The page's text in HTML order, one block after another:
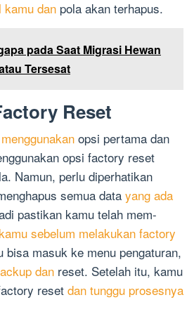
kamu dan pola akan terhapus.
pada Saat Migrasi Hewan
Tersesat
Reset
opsi pertama dan
opsi factory reset
Namun, perlu diperhatikan
semua data yang ada
pastikan kamu telah mem-
sebelum melakukan factory
bisa masuk ke menu pengaturan,
dan reset. Setelah itu, kamu
reset dan tunggu prosesnya